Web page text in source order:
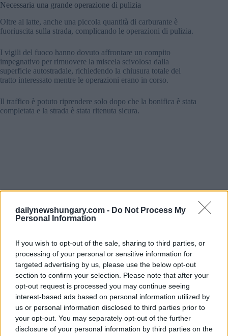
dailynewshungary.com - Do Not Process My
Personal Information
If you wish to opt-out of the sale, sharing to third parties, or
processing of your personal or sensitive information for
targeted advertising by us, please use the below opt-out
section to confirm your selection. Please note that after your
opt-out request is processed you may continue seeing
interest-based ads based on personal information utilized by
us or personal information disclosed to third parties prior to
your opt-out. You may separately opt-out of the further
disclosure of your personal information by third parties on the
Necessaria una grande operazione di pulizia
Oltre al latte, anche una piccola quantità di carburante è
fuoriuscita sulla strada, complicando le operazioni di pulizia.
I vigili del fuoco hanno dovuto affrontare un compito
impegnativo per rimuovere la miscela scivolosa dalla
superficie autostradale, richiedendo la chiusura totale del
tratto interessato mentre le operazioni erano in corso.
Il traffico è potuto riprendere solo dopo che la bonifica è stata
completata e la strada è stata ritenuta sicura.